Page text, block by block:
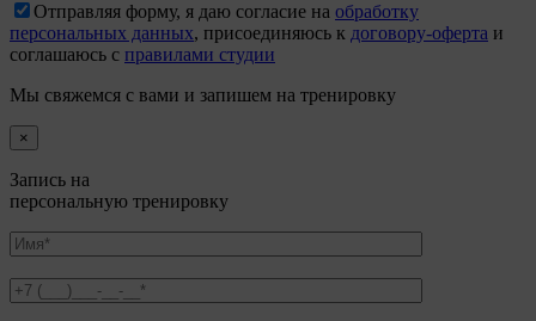
Отправляя форму, я даю согласие на обработку
персональных данных, присоединяюсь к договору-оферта и
соглашаюсь с правилами студии
Мы свяжемся с вами и запишем на тренировку
×
Запись на
персональную тренировку